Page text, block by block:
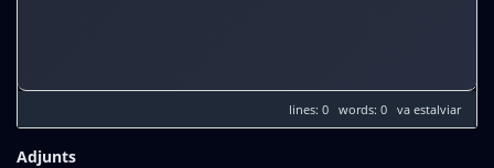
lines: 0 words: 0 va estalviar
Adjunts